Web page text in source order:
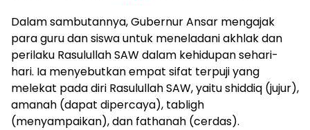
Dalam sambutannya, Gubernur Ansar mengajak
para guru dan siswa untuk meneladani akhlak dan
perilaku Rasulullah SAW dalam kehidupan sehari-
hari. Ia menyebutkan empat sifat terpuji yang
melekat pada diri Rasulullah SAW, yaitu shiddiq (jujur),
amanah (dapat dipercaya), tabligh
(menyampaikan), dan fathanah (cerdas).